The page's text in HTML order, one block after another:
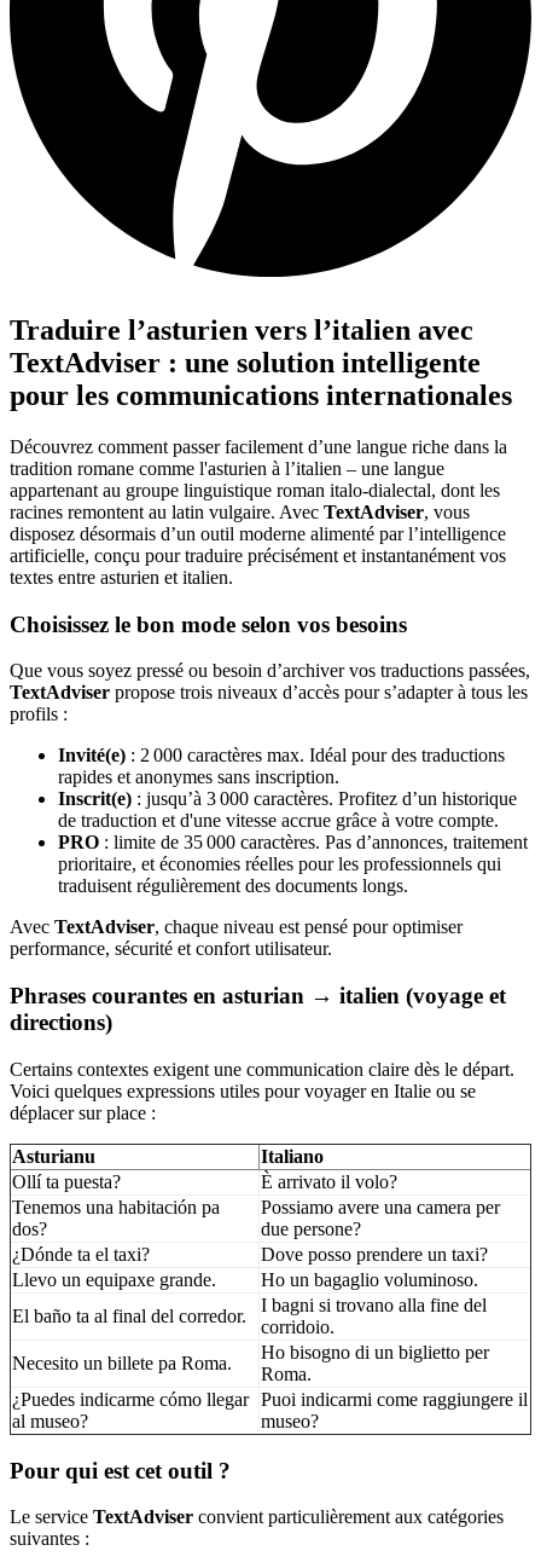
Traduire l’asturien vers l’italien avec
TextAdviser : une solution intelligente
pour les communications internationales
Découvrez comment passer facilement d’une langue riche dans la
tradition romane comme l'asturien à l’italien – une langue
appartenant au groupe linguistique roman italo-dialectal, dont les
racines remontent au latin vulgaire. Avec TextAdviser, vous
disposez désormais d’un outil moderne alimenté par l’intelligence
artificielle, conçu pour traduire précisément et instantanément vos
textes entre asturien et italien.
Choisissez le bon mode selon vos besoins
Que vous soyez pressé ou besoin d’archiver vos traductions passées,
TextAdviser propose trois niveaux d’accès pour s’adapter à tous les
profils :
Invité(e) : 2 000 caractères max. Idéal pour des traductions
rapides et anonymes sans inscription.
Inscrit(e) : jusqu’à 3 000 caractères. Profitez d’un historique
de traduction et d'une vitesse accrue grâce à votre compte.
PRO : limite de 35 000 caractères. Pas d’annonces, traitement
prioritaire, et économies réelles pour les professionnels qui
traduisent régulièrement des documents longs.
Avec TextAdviser, chaque niveau est pensé pour optimiser
performance, sécurité et confort utilisateur.
Phrases courantes en asturian → italien (voyage et
directions)
Certains contextes exigent une communication claire dès le départ.
Voici quelques expressions utiles pour voyager en Italie ou se
déplacer sur place :
Asturianu
Italiano
Ollí ta puesta?
È arrivato il volo?
Tenemos una habitación pa
dos?
Possiamo avere una camera per
due persone?
¿Dónde ta el taxi?
Dove posso prendere un taxi?
Llevo un equipaxe grande.
Ho un bagaglio voluminoso.
El baño ta al final del corredor.
I bagni si trovano alla fine del
corridoio.
Necesito un billete pa Roma.
Ho bisogno di un biglietto per
Roma.
¿Puedes indicarme cómo llegar
al museo?
Puoi indicarmi come raggiungere il
museo?
Pour qui est cet outil ?
Le service TextAdviser convient particulièrement aux catégories
suivantes :